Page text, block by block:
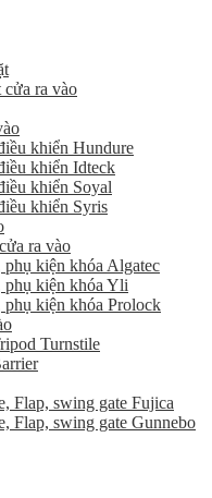
cửa ra vào
khiển Hundure
khiển Idteck
khiển Soyal
khiển Syris
ra vào
kiện khóa Algatec
phụ kiện khóa Yli
kiện khóa Prolock
Turnstile
Flap, swing gate Fujica
Flap, swing gate Gunnebo